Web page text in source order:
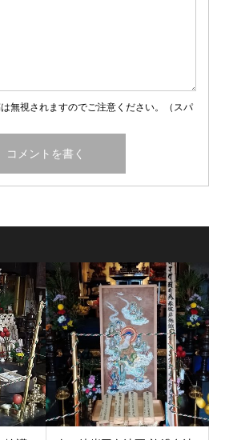
無視されますのでご注意ください。（スパ